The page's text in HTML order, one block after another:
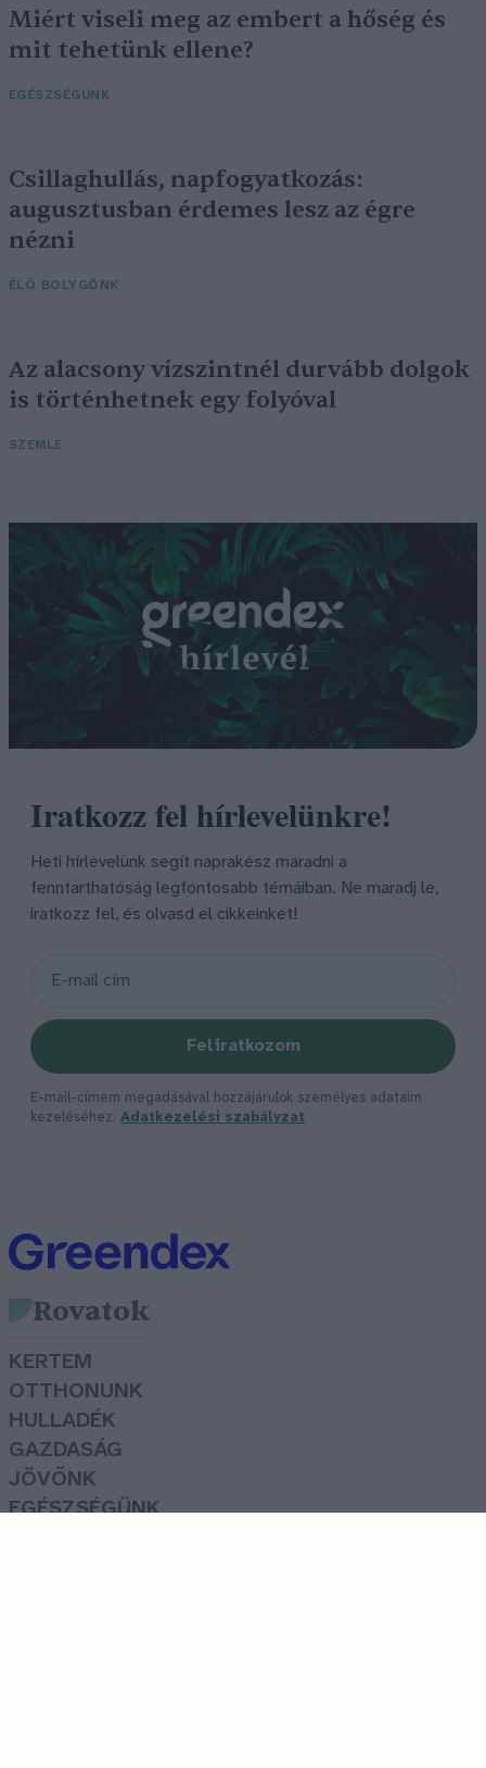
Miért viseli meg az embert a hőség és
mit tehetünk ellene?
EGÉSZSÉGÜNK
Csillaghullás, napfogyatkozás:
augusztusban érdemes lesz az égre
nézni
ÉLŐ BOLYGÓNK
Az alacsony vízszintnél durvább dolgok
is történhetnek egy folyóval
SZEMLE
Iratkozz fel hírlevelünkre!
Heti hírlevelünk segít naprakész maradni a
fenntarthatóság legfontosabb témáiban. Ne maradj le,
iratkozz fel, és olvasd el cikkeinket!
Feliratkozom
E-mail-címem megadásával hozzájárulok személyes adataim
kezeléséhez. Adatkezelési szabályzat
Rovatok
KERTEM
OTTHONUNK
HULLADÉK
GAZDASÁG
JÖVŐNK
EGÉSZSÉGÜNK